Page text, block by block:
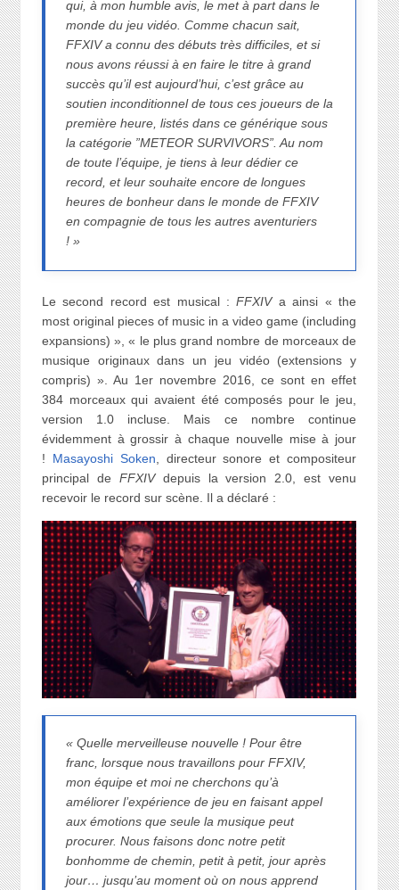
qui, à mon humble avis, le met à part dans le
monde du jeu vidéo. Comme chacun sait,
FFXIV a connu des débuts très difficiles, et si
nous avons réussi à en faire le titre à grand
succès qu’il est aujourd’hui, c’est grâce au
soutien inconditionnel de tous ces joueurs de la
première heure, listés dans ce générique sous
la catégorie ”METEOR SURVIVORS”. Au nom
de toute l’équipe, je tiens à leur dédier ce
record, et leur souhaite encore de longues
heures de bonheur dans le monde de FFXIV
en compagnie de tous les autres aventuriers
! »
Le second record est musical :FFXIVa ainsi « the
most original pieces of music in a video game (including
expansions) », « le plus grand nombre de morceaux de
musique originaux dans un jeu vidéo (extensions y
compris) ». Au 1er novembre 2016, ce sont en effet
384 morceaux qui avaient été composés pour le jeu,
version 1.0 incluse. Mais ce nombre continue
évidemment à grossir à chaque nouvelle mise à jour
! Masayoshi Soken, directeur sonore et compositeur
principal de FFXIVdepuis la version 2.0, est venu
recevoir le record sur scène. Il a déclaré :
« Quelle merveilleuse nouvelle ! Pour être
franc, lorsque nous travaillons pour FFXIV,
mon équipe et moi ne cherchons qu’à
améliorer l’expérience de jeu en faisant appel
aux émotions que seule la musique peut
procurer. Nous faisons donc notre petit
bonhomme de chemin, petit à petit, jour après
jour… jusqu’au moment où on nous apprend